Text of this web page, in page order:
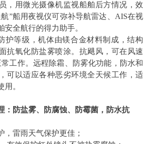
，用微光摄像机监视船舶后方情况，效
航”船用夜视仪可弥补导航雷达、 AIS在视
安全航行的得力助手。
护等级，机体由镁合金材料制成，结构
抗氧化防盐雾喷涂。抗飓风，可在 风速
常工作。远程除霜、防雾化功能，防水和
可以适应各种恶劣环境全天候工作，适
用。
：防盐雾、防腐蚀、 防霉菌， 防水抗
雷雨天气保护更佳；